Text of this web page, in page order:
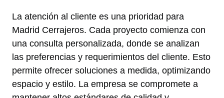
La atención al cliente es una prioridad para
Madrid Cerrajeros. Cada proyecto comienza con
una consulta personalizada, donde se analizan
las preferencias y requerimientos del cliente. Esto
permite ofrecer soluciones a medida, optimizando
espacio y estilo. La empresa se compromete a